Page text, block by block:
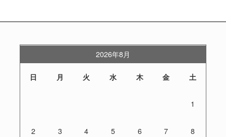
2026年8月
日 月 火 水 木 金 土
1
2 3 4 5 6 7 8